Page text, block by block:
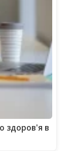
здоров'я в